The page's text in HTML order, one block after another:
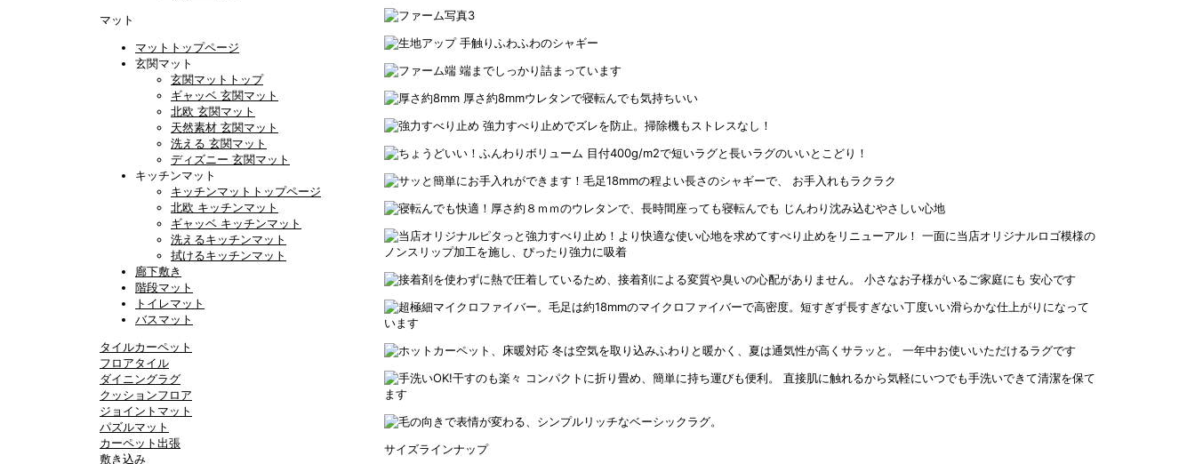
マット
マットトップページ
玄関マット
玄関マットトップ
ギャッベ 玄関マット
北欧 玄関マット
天然素材 玄関マット
洗える 玄関マット
ディズニー 玄関マット
キッチンマット
キッチンマットトップページ
北欧 キッチンマット
ギャッベ キッチンマット
洗えるキッチンマット
拭けるキッチンマット
廊下敷き
階段マット
トイレマット
バスマット
タイルカーペット
フロアタイル
ダイニングラグ
クッションフロア
ジョイントマット
パズルマット
カーペット出張
敷き込み
手触りふわふわのシャギー
端までしっかり詰まっています
厚さ約8mmウレタンで寝転んでも気持ちいい
強力すべり止めでズレを防止。掃除機もストレスなし！
サイズラインナップ